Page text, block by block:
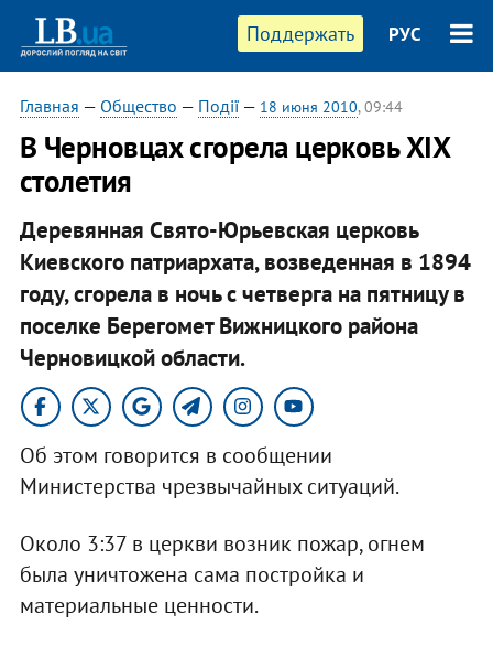
Поддержать РУС
Главная — Общество — Події— 18 июня 2010, 09:44
В Черновцах сгорела церковь ХІХ
столетия
Деревянная Свято-Юрьевская церковь
Киевского патриархата, возведенная в 1894
году, сгорела в ночь с четверга на пятницу в
поселке Берегомет Вижницкого района
Черновицкой области.
Об этом говорится в сообщении
Министерства чрезвычайных ситуаций.
Около 3:37 в церкви возник пожар, огнем
была уничтожена сама постройка и
материальные ценности.